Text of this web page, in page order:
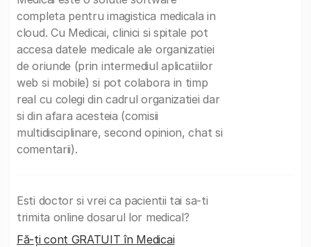
completa pentru imagistica medicala in
cloud. Cu Medicai, clinici si spitale pot
accesa datele medicale ale organizatiei
de oriunde (prin intermediul aplicatiilor
web si mobile) si pot colabora in timp
real cu colegi din cadrul organizatiei dar
si din afara acesteia (comisii
multidisciplinare, second opinion, chat si
comentarii).
Esti doctor si vrei ca pacientii tai sa-ti
trimita online dosarul lor medical?
Fă-ți cont GRATUIT în Medicai